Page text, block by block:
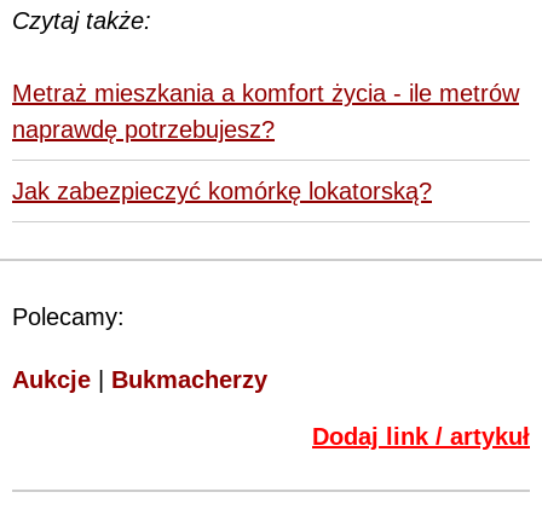
Czytaj także:
Metraż mieszkania a komfort życia - ile metrów
naprawdę potrzebujesz?
Jak zabezpieczyć komórkę lokatorską?
Polecamy:
Aukcje Bukmacherzy
Dodaj link / artykuł